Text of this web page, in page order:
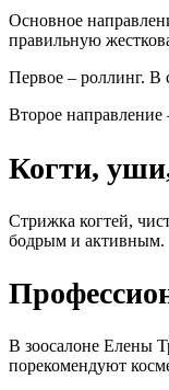
Основное
правильную
Первое – роллинг. В
Второе
Когти,
Стрижка когтей,
бодрым и активным.
В зоосалоне Елены
порекомендуют